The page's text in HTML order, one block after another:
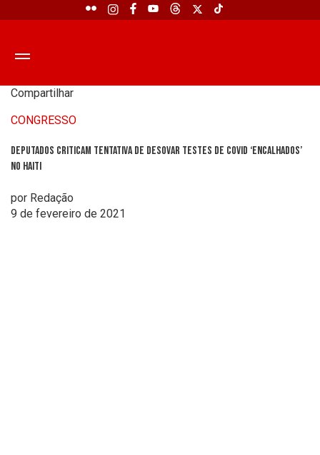
Compartilhar
CONGRESSO
Deputados criticam tentativa de desovar testes de covid ‘encalhados’
no Haiti
por Redação
9 de fevereiro de 2021